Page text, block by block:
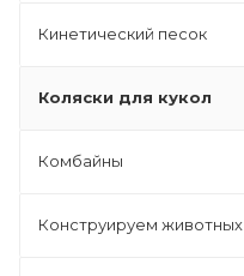
Кинетический песок
Коляски для кукол
Комбайны
Конструируем животных